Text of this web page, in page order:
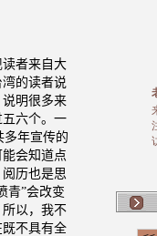
者来自大
的读者说
明很多来
六个。一
多年宣传的
会知道点
历也是思
青”会改变
以，我不
不具有全